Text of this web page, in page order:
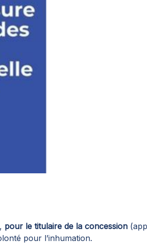
pour le titulaire de la concession
pour l’inhumation.